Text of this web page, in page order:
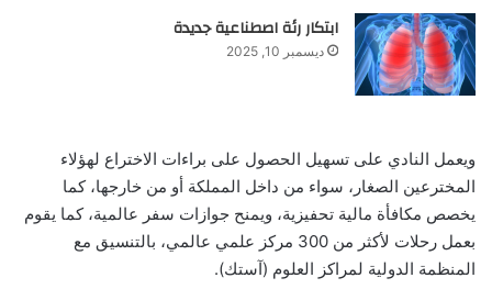
ابتكار رئة اصطناعية جديدة
ديسمبر 10, 2025
ويعمل النادي على تسهيل الحصول على براءات الاختراع لهؤلاء
المخترعين الصغار، سواء من داخل المملكة أو من خارجها، كما
يخصص مكافأة مالية تحفيزية، ويمنح جوازات سفر عالمية، كما يقوم
بعمل رحلات لأكثر من 300 مركز علمي عالمي، بالتنسيق مع
المنظمة الدولية لمراكز العلوم (آستك).